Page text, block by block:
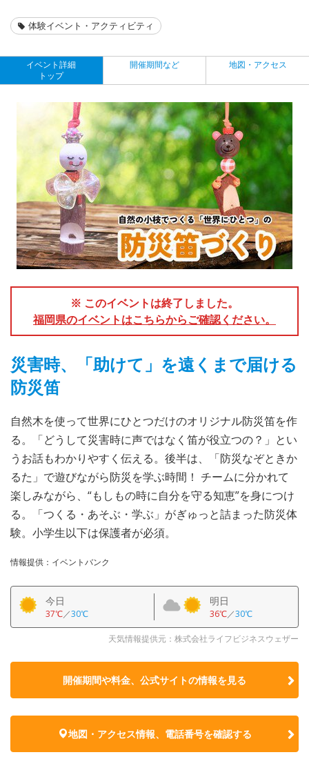
体験イベント・アクティビティ
イベント詳細
トップ
開催期間など 地図・アクセス
※ このイベントは終了しました。
福岡県のイベントはこちらからご確認ください。
災害時、「助けて」を遠くまで届ける
防災笛
自然木を使って世界にひとつだけのオリジナル防災笛を作
る。「どうして災害時に声ではなく笛が役立つの？」とい
うお話もわかりやすく伝える。後半は、「防災なぞときか
るた」で遊びながら防災を学ぶ時間！ チームに分かれて
楽しみながら、“もしもの時に自分を守る知恵”を身につけ
る。「つくる・あそぶ・学ぶ」がぎゅっと詰まった防災体
験。小学生以下は保護者が必須。
情報提供：イベントバンク
今日
37℃／30℃
明日
36℃／30℃
天気情報提供元：株式会社ライフビジネスウェザー
開催期間や料金、公式サイトの情報を見る
地図・アクセス情報、電話番号を確認する